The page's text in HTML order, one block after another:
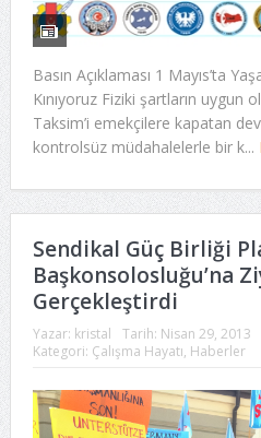
Basın Açıklaması 1 Mayıs’ta
Kınıyoruz Fiziki şartların uygun
Taksim’i emekçilere kapatan
kontrolsüz müdahalelerle bir k...
Sendikal Güç Birliği
Başkonsolosluğu’na
Gerçekleştirdi
Yazar: kristal Tarih: Nisan 29, 2013
Kategori: Çalışma Hayatı, Haberler